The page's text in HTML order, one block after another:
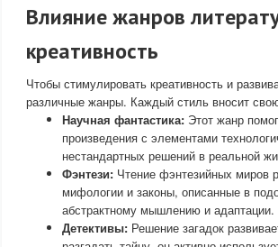
Влияние жанров
креативность
Чтобы стимулировать креативность и
различные жанры. Каждый стиль вносит
Научная фантастика: Этот жанр
произведения с элементами
нестандартных решений в реальной
Фэнтези: Чтение фэнтезийных миров
мифологии и законы, описанные в
абстрактному мышлению и адаптации.
Детективы: Решение загадок